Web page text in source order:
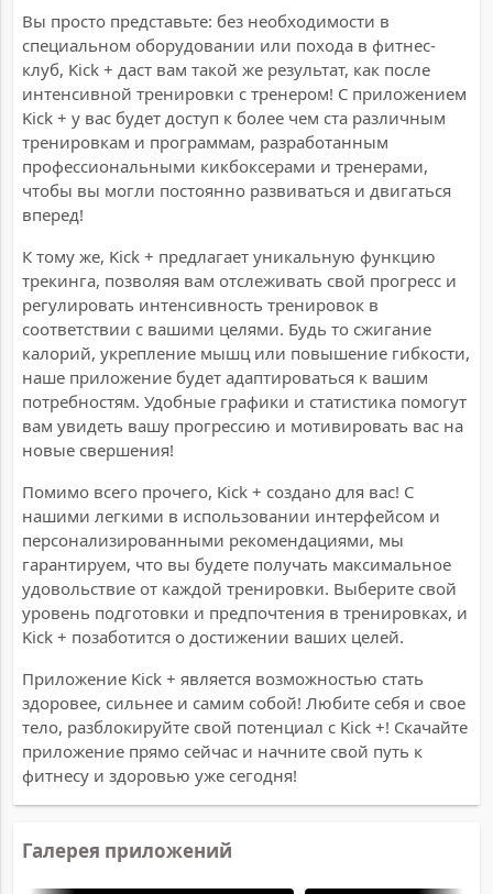
Вы просто представьте: без необходимости в
специальном оборудовании или похода в фитнес-
клуб, Kick + даст вам такой же результат, как после
интенсивной тренировки с тренером! С приложением
Kick + у вас будет доступ к более чем ста различным
тренировкам и программам, разработанным
профессиональными кикбоксерами и тренерами,
чтобы вы могли постоянно развиваться и двигаться
вперед!
К тому же, Kick + предлагает уникальную функцию
трекинга, позволяя вам отслеживать свой прогресс и
регулировать интенсивность тренировок в
соответствии с вашими целями. Будь то сжигание
калорий, укрепление мышц или повышение гибкости,
наше приложение будет адаптироваться к вашим
потребностям. Удобные графики и статистика помогут
вам увидеть вашу прогрессию и мотивировать вас на
новые свершения!
Помимо всего прочего, Kick + создано для вас! С
нашими легкими в использовании интерфейсом и
персонализированными рекомендациями, мы
гарантируем, что вы будете получать максимальное
удовольствие от каждой тренировки. Выберите свой
уровень подготовки и предпочтения в тренировках, и
Kick + позаботится о достижении ваших целей.
Приложение Kick + является возможностью стать
здоровее, сильнее и самим собой! Любите себя и свое
тело, разблокируйте свой потенциал с Kick +! Скачайте
приложение прямо сейчас и начните свой путь к
фитнесу и здоровью уже сегодня!
Галерея приложений